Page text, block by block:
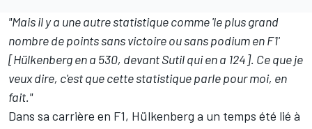
"Mais il y a une autre statistique comme 'le plus grand
nombre de points sans victoire ou sans podium en F1'
[Hülkenberg en a 530, devant Sutil qui en a 124]. Ce que je
veux dire, c'est que cette statistique parle pour moi, en
fait."
Dans sa carrière en F1, Hülkenberg a un temps été lié à